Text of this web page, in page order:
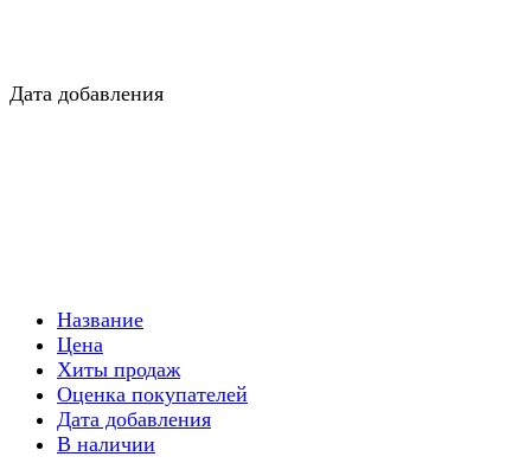
Дата добавления
Название
Цена
Хиты продаж
Оценка покупателей
Дата добавления
В наличии